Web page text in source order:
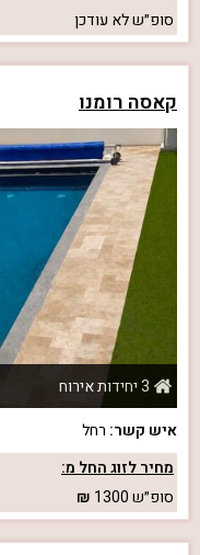
סופ״שלא עודכן
קאסה רומנו
3 יחידות אירוח
איש קשר: רחל
מחיר לזוג החל מ:
סופ״ש1300